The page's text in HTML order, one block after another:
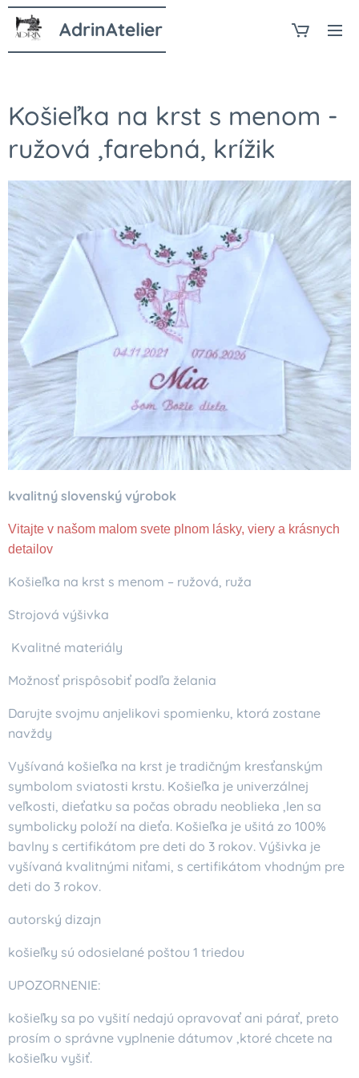
AdrinAtelier
Košieľka na krst s menom -
ružová ,farebná, krížik
kvalitný slovenský výrobok
Vitajte v našom malom svete plnom lásky, viery a krásnych
detailov
Košieľka na krst s menom – ružová, ruža
Strojová výšivka
Kvalitné materiály
Možnosť prispôsobiť podľa želania
Darujte svojmu anjelikovi spomienku, ktorá zostane
navždy
Vyšívaná košieľka na krst je tradičným kresťanským
symbolom sviatosti krstu. Košieľka je univerzálnej
veľkosti, dieťatku sa počas obradu neoblieka ,len sa
symbolicky položí na dieťa. Košieľka je ušitá zo 100%
bavlny s certifikátom pre deti do 3 rokov. Výšivka je
vyšívaná kvalitnými niťami, s certifikátom vhodným pre
deti do 3 rokov.
autorský dizajn
košieľky sú odosielané poštou 1 triedou
UPOZORNENIE:
košieľky sa po vyšití nedajú opravovať ani párať, preto
prosím o správne vyplnenie dátumov ,ktoré chcete na
košieľku vyšiť.